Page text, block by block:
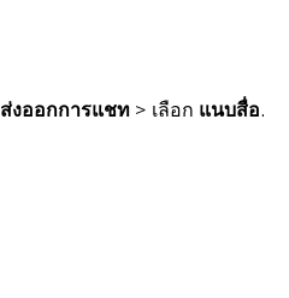
ส่งออกการแชท > เลือก แนบสื่อ.